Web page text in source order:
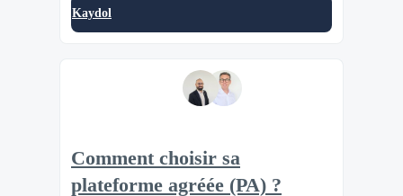
Kaydol
Comment choisir sa
plateforme agréée (PA) ?